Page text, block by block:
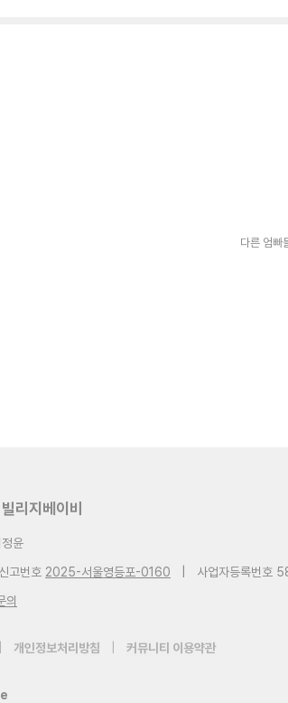
다른 엄빠
리지베이비
윤
고번호 2025-서울영등포-0160 사업자등록번호
의
개인정보처리방침 커뮤니티 이용약관